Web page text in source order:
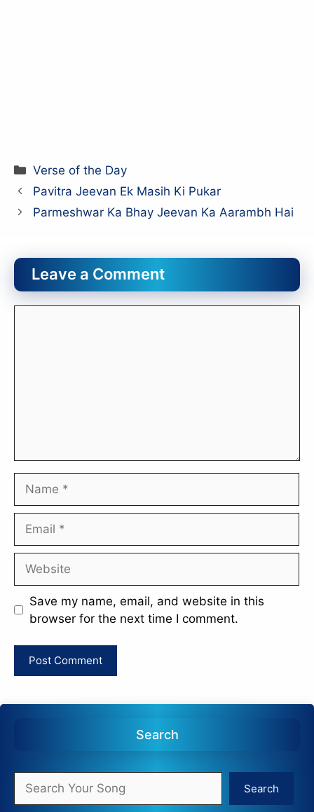
Categories
Verse of the Day
Pavitra Jeevan Ek Masih Ki Pukar
Parmeshwar Ka Bhay Jeevan Ka Aarambh Hai
Leave a Comment
Save my name, email, and website in this
browser for the next time I comment.
Search
Search
Search